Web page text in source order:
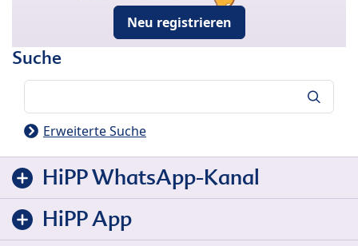
Neu registrieren
Suche
Erweiterte Suche
HiPP WhatsApp-Kanal
HiPP App